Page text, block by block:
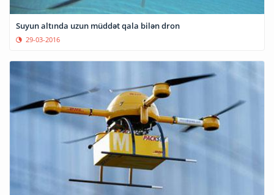
Suyun altında uzun müddət qala bilən dron
29-03-2016